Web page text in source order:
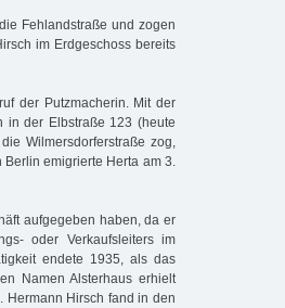
Fehlandstraße und zogen
im Erdgeschoss bereits
der Putzmacherin. Mit der
in der Elbstraße 123 (heute
Wilmersdorferstraße zog,
emigrierte Herta am 3.
aufgegeben haben, da er
oder Verkaufsleiters im
endete 1935, als das
Namen Alsterhaus erhielt
Hermann Hirsch fand in den